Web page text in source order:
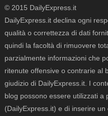
© 2015 DailyExpress.it
DailyExpress.it declina ogni
qualità o correttezza di dati
quindi la facoltà di rimuovere
parzialmente informazioni che
ritenute offensive o contrarie al
giudizio di DailyExpress.it. I
blog possono essere utilizzati a
(DailyExpress.it) e di inserire